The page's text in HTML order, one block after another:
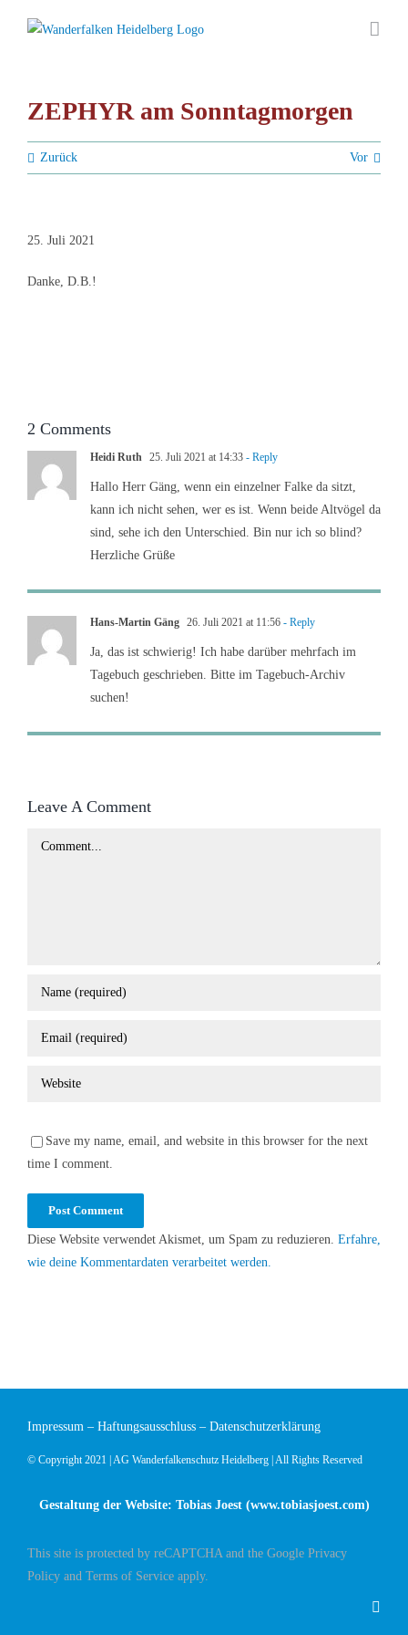
Inhalt
ZEPHYR am Sonntagmorgen
Zurück Vor
25. Juli 2021
Danke, D.B.!
2 Comments
Heidi Ruth 25. Juli 2021 at 14:33- Reply
Hallo Herr Gäng, wenn ein einzelner Falke da sitzt,
kann ich nicht sehen, wer es ist. Wenn beide Altvögel da
sind, sehe ich den Unterschied. Bin nur ich so blind?
Herzliche Grüße
Hans-Martin Gäng 26. Juli 2021 at 11:56- Reply
Ja, das ist schwierig! Ich habe darüber mehrfach im
Tagebuch geschrieben. Bitte im Tagebuch-Archiv
suchen!
Leave A Comment
Comment
Save my name, email, and website in this browser for the next
time I comment.
Diese Website verwendet Akismet, um Spam zu reduzieren. Erfahre,
wie deine Kommentardaten verarbeitet werden.
Impressum – Haftungsausschluss – Datenschutzerklärung
© Copyright 2021 | AG Wanderfalkenschutz Heidelberg | All Rights Reserved
Gestaltung der Website: Tobias Joest (www.tobiasjoest.com)
This site is protected by reCAPTCHA and the Google Privacy
Policy and Terms of Service apply.